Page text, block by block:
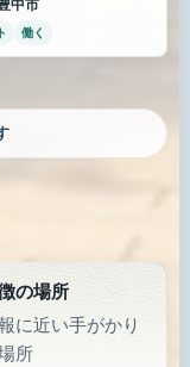
の場所
に近い手がかり
所
中市
働く